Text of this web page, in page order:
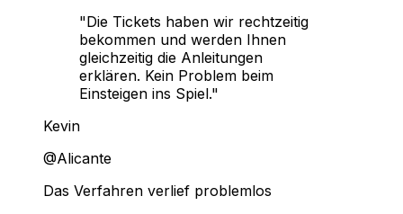
"Die Tickets haben wir rechtzeitig
bekommen und werden Ihnen
gleichzeitig die Anleitungen
erklären. Kein Problem beim
Einsteigen ins Spiel."
Kevin
@Alicante
Das Verfahren verlief problemlos